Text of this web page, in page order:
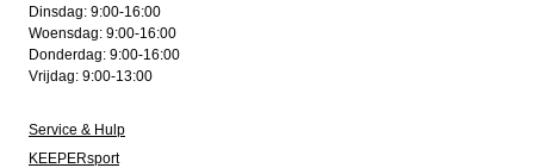
Dinsdag: 9:00-16:00
Woensdag: 9:00-16:00
Donderdag: 9:00-16:00
Vrijdag: 9:00-13:00
Service & Hulp
KEEPERsport